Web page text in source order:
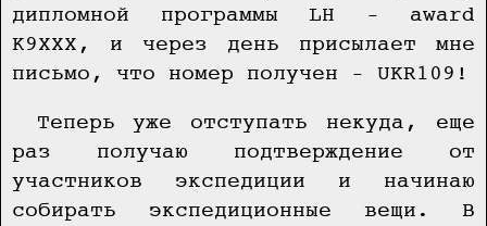
дипломной программы LH – award
K9XXX, и через день присылает мне
письмо, что номер получен – UKR109!
Теперь уже отступать некуда, еще
раз получаю подтверждение от
участников экспедиции и начинаю
собирать экспедиционные вещи. В